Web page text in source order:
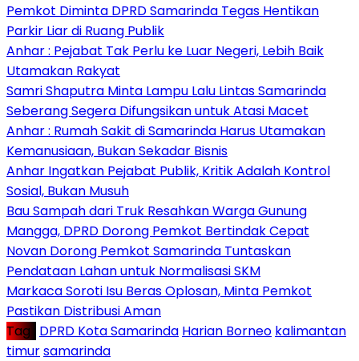
Pemkot Diminta DPRD Samarinda Tegas Hentikan
Parkir Liar di Ruang Publik
Anhar : Pejabat Tak Perlu ke Luar Negeri, Lebih Baik
Utamakan Rakyat
Samri Shaputra Minta Lampu Lalu Lintas Samarinda
Seberang Segera Difungsikan untuk Atasi Macet
Anhar : Rumah Sakit di Samarinda Harus Utamakan
Kemanusiaan, Bukan Sekadar Bisnis
Anhar Ingatkan Pejabat Publik, Kritik Adalah Kontrol
Sosial, Bukan Musuh
Bau Sampah dari Truk Resahkan Warga Gunung
Mangga, DPRD Dorong Pemkot Bertindak Cepat
Novan Dorong Pemkot Samarinda Tuntaskan
Pendataan Lahan untuk Normalisasi SKM
Markaca Soroti Isu Beras Oplosan, Minta Pemkot
Pastikan Distribusi Aman
Tag : DPRD Kota Samarinda Harian Borneo kalimantan
timursamarinda